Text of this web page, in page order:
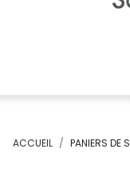
ACCUEIL PANIERS DE